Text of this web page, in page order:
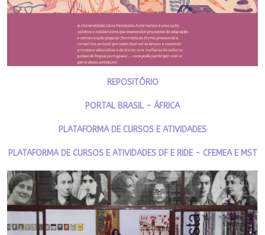
REPOSITÓRIO
PORTAL BRASIL - ÁFRICA
PLATAFORMA DE CURSOS E ATIVIDADES
PLATAFORMA DE CURSOS E ATIVIDADES DF E RIDE - CFEMEA E MST